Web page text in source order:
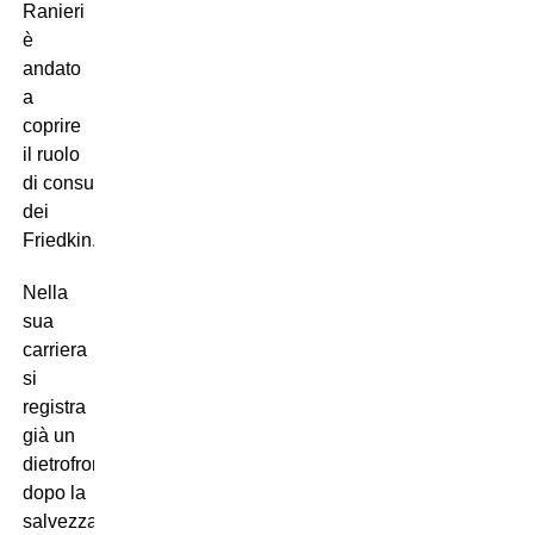
Ranieri
è
andato
a
coprire
il ruolo
di consulente
dei
Friedkin.
Nella
sua
carriera
si
registra
già un
dietrofront:
dopo la
salvezza